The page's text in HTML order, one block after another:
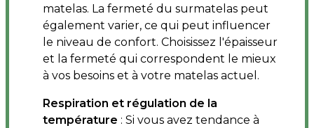
matelas. La fermeté du surmatelas peut
également varier, ce qui peut influencer
le niveau de confort. Choisissez l'épaisseur
et la fermeté qui correspondent le mieux
à vos besoins et à votre matelas actuel.
Respiration et régulation de la
température : Si vous avez tendance à